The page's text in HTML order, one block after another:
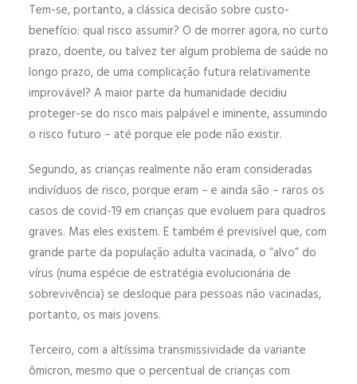
Tem-se, portanto, a clássica decisão sobre custo-
benefício: qual risco assumir? O de morrer agora, no curto
prazo, doente, ou talvez ter algum problema de saúde no
longo prazo, de uma complicação futura relativamente
improvável? A maior parte da humanidade decidiu
proteger-se do risco mais palpável e iminente, assumindo
o risco futuro – até porque ele pode não existir.
Segundo, as crianças realmente não eram consideradas
indivíduos de risco, porque eram – e ainda são – raros os
casos de covid-19 em crianças que evoluem para quadros
graves. Mas eles existem. E também é previsível que, com
grande parte da população adulta vacinada, o “alvo” do
vírus (numa espécie de estratégia evolucionária de
sobrevivência) se desloque para pessoas não vacinadas,
portanto, os mais jovens.
Terceiro, com a altíssima transmissividade da variante
ômicron, mesmo que o percentual de crianças com